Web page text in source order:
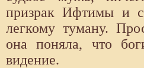
призрак Ифтимы и
легкому туману.
она поняла, что
видение.